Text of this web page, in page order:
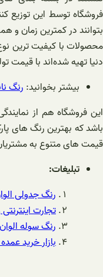
فروشگاه توسط این توزیع
بتوانند در کمترین زمان و
محصولات با کیفیت ترین
دنیا تهیه شده‌اند با قیمت
بیشتر بخوانید: رنگ
این فروشگاه هم از
باشد که بهترین رنگ های
قیمت های متنوع به
تبلیغات:
رنگ جدولی
تجارت
رنگ سوله
بازار خرید